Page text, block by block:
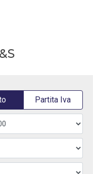
Partita Iva